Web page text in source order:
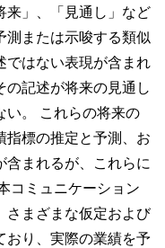
来」、「見通し」など
測または示唆する類似
ではない表現が含まれ
の記述が将来の見通し
い。 これらの将来の
指標の推定と予測、お
含まれるが、これらに
コミュニケーション
さまざまな仮定および
おり、実際の業績を予